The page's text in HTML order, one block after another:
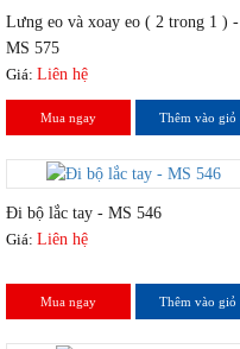
Lưng eo và xoay eo ( 2 trong 1 ) -
MS 575
Giá: Liên hệ
Mua ngay Thêm vào giỏ
Đi bộ lắc tay - MS 546
Giá: Liên hệ
Mua ngay Thêm vào giỏ